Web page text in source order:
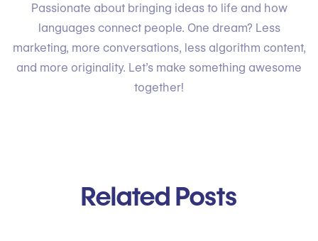
Passionate about bringing ideas to life and how
languages connect people. One dream? Less
marketing, more conversations, less algorithm content,
and more originality. Let’s make something awesome
together!
Related Posts